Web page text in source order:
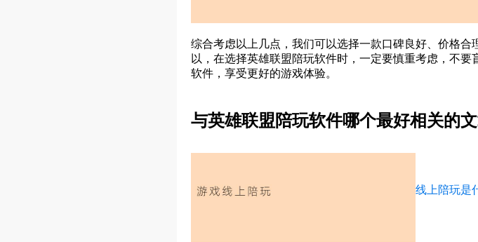
综合考虑以上几点，我们可以选择一款口碑良好、价格
以，在选择英雄联盟陪玩软件时，一定要慎重考虑，不
软件，享受更好的游戏体验。
与英雄联盟陪玩软件哪个最好相关的
线上陪玩是